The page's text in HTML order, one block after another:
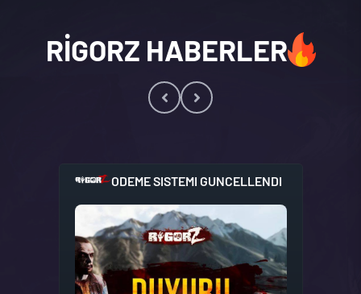
RIGORZ HABERLER
ODEME SISTEMI GUNCELLENDI